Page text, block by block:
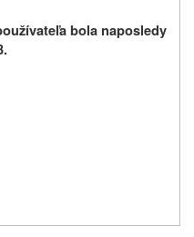
bola naposledy